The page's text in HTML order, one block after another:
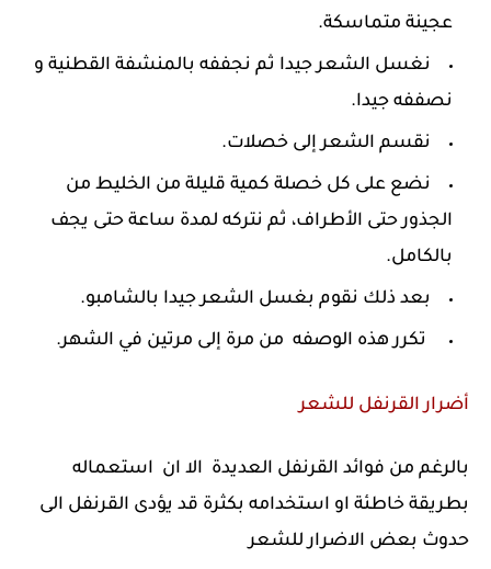
عجينة متماسكة.
نغسل الشعر جيدا ثم نجففه بالمنشفة القطنية و
نصففه جيدا.
نقسم الشعر إلى خصلات.
نضع على كل خصلة كمية قليلة من الخليط من
الجذور حتى الأطراف، ثم نتركه لمدة ساعة حتى يجف
بالكامل.
بعد ذلك نقوم بغسل الشعر جيدا بالشامبو.
تكرر هذه الوصفه من مرة إلى مرتين في الشهر.
أضرار القرنفل للشعر
بالرغم من فوائد القرنفل العديدة الا ان استعماله
بطريقة خاطئة او استخدامه بكثرة قد يؤدى القرنفل الى
حدوث بعض الاضرار للشعر